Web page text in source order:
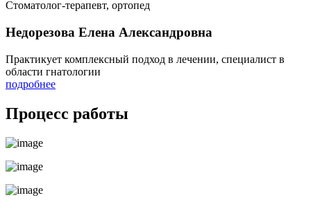
Стоматолог-терапевт, ортопед
Недорезова Елена Александровна
Практикует комплексный подход в лечении, специалист в
области гнатологии
подробнее
Процесс работы